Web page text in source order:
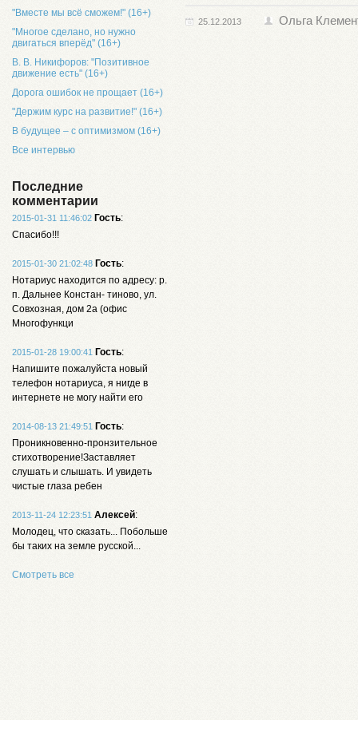
"Вместе мы всё сможем!" (16+)
"Многое сделано, но нужно
двигаться вперёд" (16+)
В. В. Никифоров: "Позитивное
движение есть" (16+)
Дорога ошибок не прощает (16+)
"Держим курс на развитие!" (16+)
В будущее – с оптимизмом (16+)
Все интервью
Последние
комментарии
2015-01-31 11:46:02 Гость:
Спасибо!!!
2015-01-30 21:02:48 Гость:
Нотариус находится по адресу: р.
п. Дальнее Констан- тиново, ул.
Совхозная, дом 2а (офис
Многофункци
2015-01-28 19:00:41 Гость:
Напишите пожалуйста новый
телефон нотариуса, я нигде в
интернете не могу найти его
2014-08-13 21:49:51 Гость:
Проникновенно-пронзительное
стихотворение!Заставляет
слушать и слышать. И увидеть
чистые глаза ребен
2013-11-24 12:23:51 Алексей:
Молодец, что сказать... Побольше
бы таких на земле русской...
Смотреть все
25.12.2013 Ольга